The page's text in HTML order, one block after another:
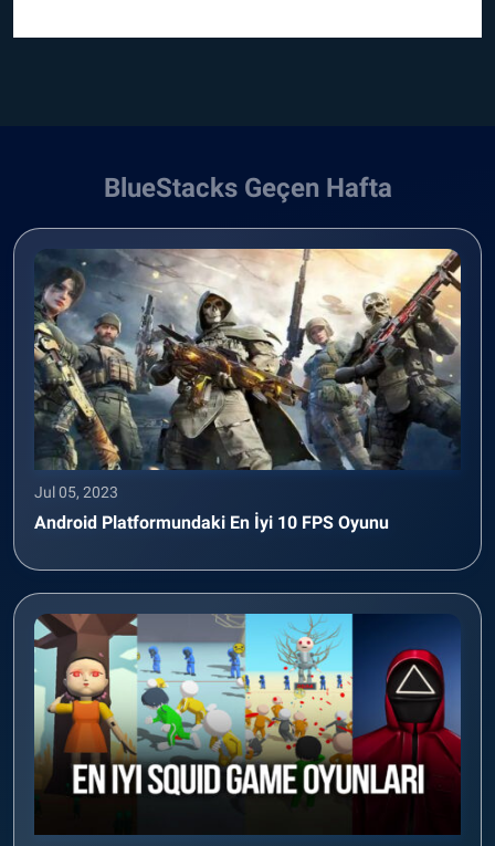
BlueStacks Geçen Hafta
Jul 05, 2023
Android Platformundaki En İyi 10 FPS Oyunu